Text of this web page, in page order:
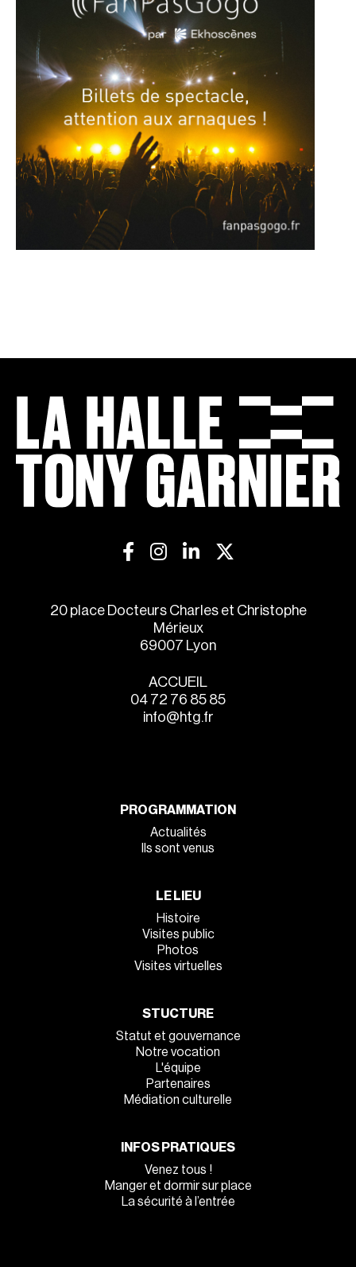
20 place Docteurs Charles et Christophe
Mérieux
69007 Lyon
ACCUEIL
04 72 76 85 85
info@htg.fr
PROGRAMMATION
Actualités
Ils sont venus
LE LIEU
Histoire
Visites public
Photos
Visites virtuelles
STUCTURE
Statut et gouvernance
Notre vocation
L'équipe
Partenaires
Médiation culturelle
INFOS PRATIQUES
Venez tous !
Manger et dormir sur place
La sécurité à l’entrée